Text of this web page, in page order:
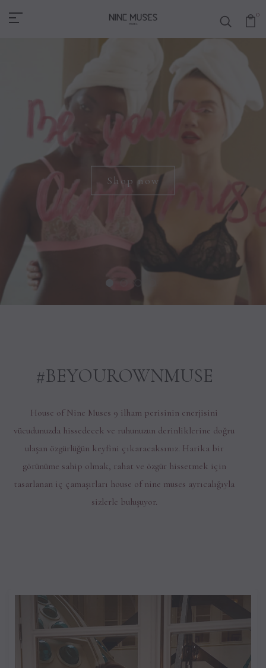
House Of Nine Muses 0
Shop now
1
#BEYOUROWNMUSE
House of Nine Muses 9 ilham perisinin enerjisini
vücudunuzda hissedecek ve ruhunuzun derinliklerine doğru
ulaşan özgürlüğün keyfini çıkaracaksınız. Harika bir
görünüme sahip olmak, rahat ve özgür hissetmek için
tasarlanan iç çamaşırları house of nine muses ayrıcalığıyla
sizlerle buluşuyor.